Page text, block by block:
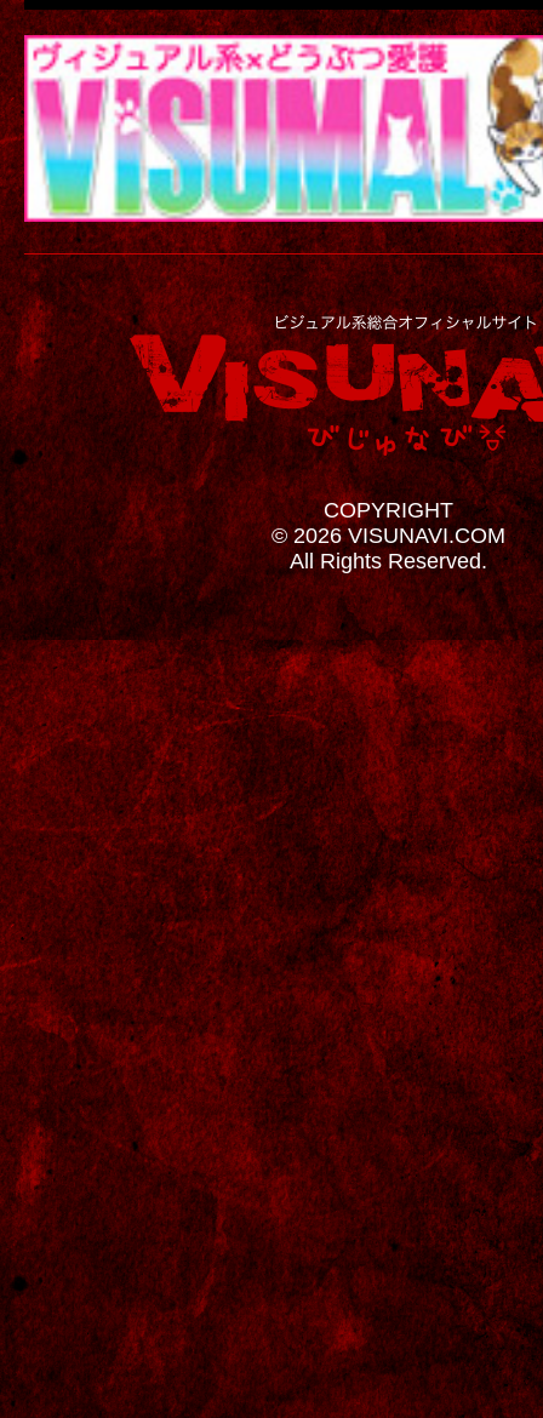
COPYRIGHT
© 2026 VISUNAVI.COM
All Rights Reserved.